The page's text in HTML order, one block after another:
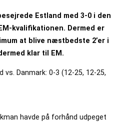
Estland med 3-0 i den
kvalifikationen. Dermed er
at blive næstbedste 2’er i
klar til EM.
vs. Danmark: 0-3 (12-25, 12-25,
havde på forhånd udpeget